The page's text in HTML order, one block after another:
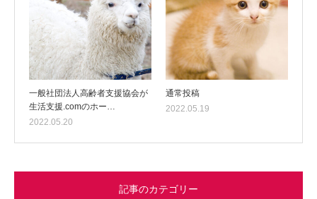
一般社団法人高齢者支援協会が
生活支援.comのホー…
2022.05.20
通常投稿
2022.05.19
記事のカテゴリー